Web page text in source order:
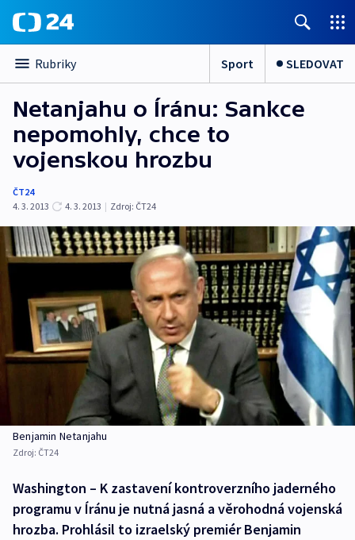
Rubriky Sport SLEDOVAT
Netanjahu o Íránu: Sankce
nepomohly, chce to
vojenskou hrozbu
ČT24
4. 3. 2013
4. 3. 2013 | Zdroj: ČT24
Benjamin Netanjahu
Zdroj: ČT24
Washington – K zastavení kontroverzního jaderného
programu v Íránu je nutná jasná a věrohodná vojenská
hrozba. Prohlásil to izraelský premiér Benjamin